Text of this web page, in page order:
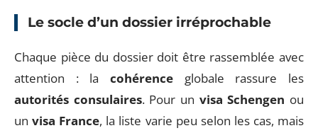
Le socle d’un dossier irréprochable
Chaque pièce du dossier doit être rassemblée avec
attention : la cohérence globale rassure les
autorités consulaires. Pour un visa Schengen ou
unvisa France, la liste varie peu selon les cas, mais